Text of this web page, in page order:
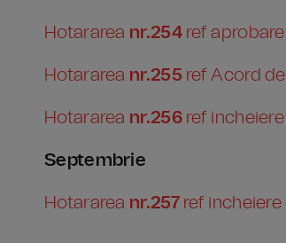
Hotararea nr.254ref
Hotararea nr.255 ref Acord
Hotararea nr.256ref incheiere
Septembrie
Hotararea nr.257 ref